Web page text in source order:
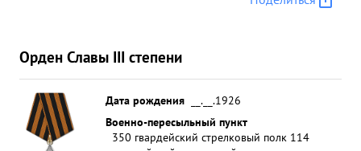
Орден Славы III степени
Дата рождения
__.__.1926
Военно-пересыльный пункт
350 гвардейский стрелковый полк 114